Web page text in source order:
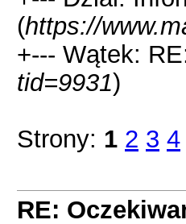
(https://
+--- Wątek:
tid=9931)
Strony: 1 2 3 4
RE: